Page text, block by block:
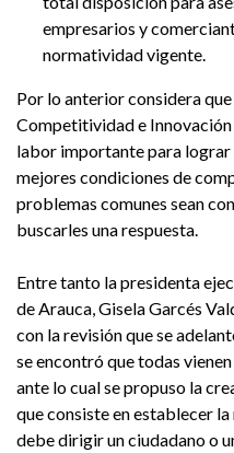
empresarios y
normatividad vigente.
Por lo anterior considera
Competitividad e Innovación
labor importante para
mejores condiciones de
problemas comunes sean
buscarles una respuesta.
Entre tanto la presidenta
de Arauca, Gisela Garcés
con la revisión que se
se encontró que todas
ante lo cual se propuso la
que consiste en establecer
debe dirigir un ciudadano o